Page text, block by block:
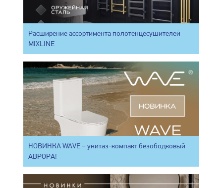
Расширение ассортимента полотенцесушителей
MIXLINE
НОВИНКА WAVE – унитаз-компакт безободковый
АВРОРА!